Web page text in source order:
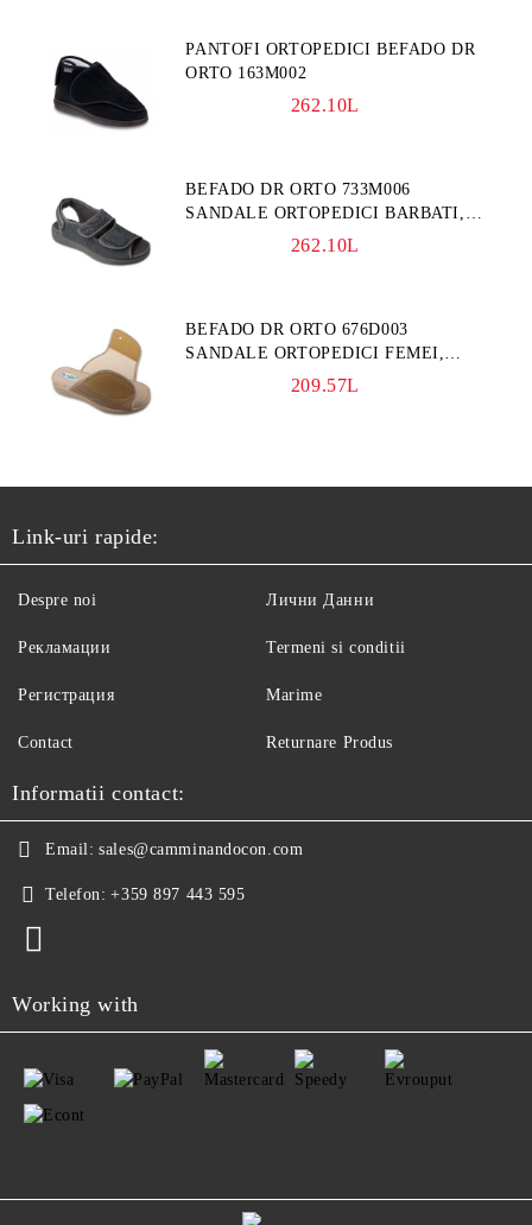
PANTOFI ORTOPEDICI BEFADO DR
ORTO 163M002
262.10L
BEFADO DR ORTO 733M006
SANDALE ORTOPEDICI BARBATI,
262.10L
BEFADO DR ORTO 676D003
SANDALE ORTOPEDICI FEMEI,
BLEUMARINE209.57L
Link-uri rapide:
Despre noi
Рекламации
Регистрация
Contact
Лични Данни
Termeni si conditii
Marime
Returnare Produs
Informatii contact:
Email: sales@camminandocon.com
Telefon: +359 897 443 595
Working with